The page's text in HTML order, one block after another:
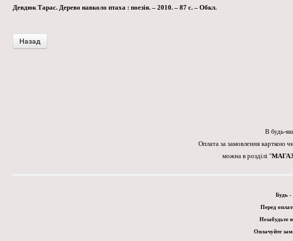
Девдюк Тарас. Дерево навколо птаха : поезія. – 2010. – 87 с. – Обкл.
В будь-
Оплата за замовлення карткою
можна в розділі "
Будь -
Перед
Незабудьте
Оплачуйте